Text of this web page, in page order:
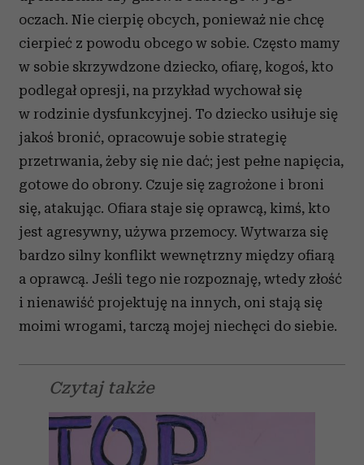
oczach. Nie cierpię obcych, ponieważ nie chcę
cierpieć z powodu obcego w sobie. Często mamy
w sobie skrzywdzone dziecko, ofiarę, kogoś, kto
podlegał opresji, na przykład wychował się
w rodzinie dysfunkcyjnej. To dziecko usiłuje się
jakoś bronić, opracowuje sobie strategię
przetrwania, żeby się nie dać; jest pełne napięcia,
gotowe do obrony. Czuje się zagrożone i broni
się, atakując. Ofiara staje się oprawcą, kimś, kto
jest agresywny, używa przemocy. Wytwarza się
bardzo silny konflikt wewnętrzny między ofiarą
a oprawcą. Jeśli tego nie rozpoznaję, wtedy złość
i nienawiść projektuję na innych, oni stają się
moimi wrogami, tarczą mojej niechęci do siebie.
Czytaj także